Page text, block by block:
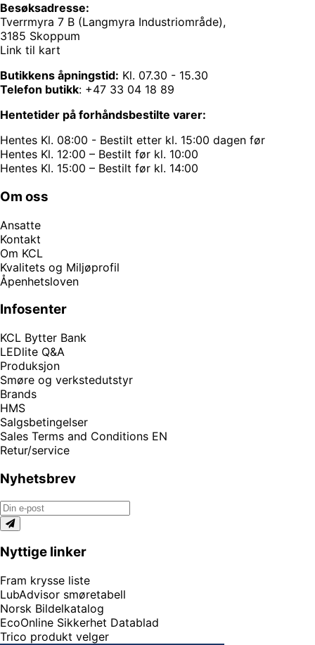
Besøksadresse:
Tverrmyra 7 B (Langmyra Industriområde),
3185 Skoppum
Link til kart
Butikkens åpningstid: Kl. 07.30 - 15.30
Telefon butikk: +47 33 04 18 89
Hentetider på forhåndsbestilte varer:
Hentes Kl. 08:00 - Bestilt etter kl. 15:00 dagen før
Hentes Kl. 12:00 – Bestilt før kl. 10:00
Hentes Kl. 15:00 – Bestilt før kl. 14:00
Om oss
Ansatte
Kontakt
Om KCL
Kvalitets og Miljøprofil
Åpenhetsloven
Infosenter
KCL Bytter Bank
LEDlite Q&A
Produksjon
Smøre og verkstedutstyr
Brands
HMS
Salgsbetingelser
Sales Terms and Conditions EN
Retur/service
Nyhetsbrev
Nyttige linker
Fram krysse liste
LubAdvisor smøretabell
Norsk Bildelkatalog
EcoOnline Sikkerhet Datablad
Trico produkt velger